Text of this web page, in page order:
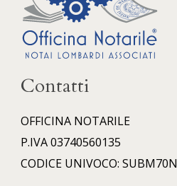
Contatti
OFFICINA NOTARILE
P.IVA 03740560135
CODICE UNIVOCO: SUBM70N